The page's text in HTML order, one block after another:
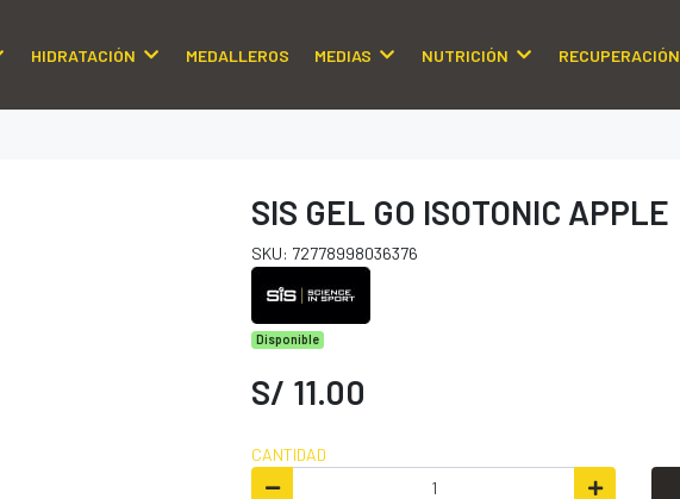
HIDRATACIÓN MEDALLEROS MEDIAS NUTRICIÓN RECUPERACIÓN
SIS GEL GO ISOTONIC APPLE
SKU: 72778998036376
Disponible
S/ 11.00
CANTIDAD